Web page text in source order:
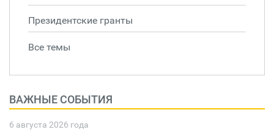
Президентские гранты
Все темы
ВАЖНЫЕ СОБЫТИЯ
6 августа 2026 года